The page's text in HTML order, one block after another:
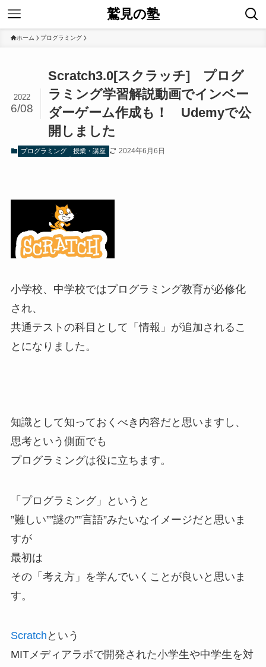
鷲見の塾
ホーム プログラミング
Scratch3.0[スクラッチ] プログ
ラミング学習解説動画でインベー
ダーゲーム作成も！ Udemyで公
開しました
2022
6/08
プログラミング 授業・講座 2024年6月6日
小学校、中学校ではプログラミング教育が必修化
され、
共通テストの科目として「情報」が追加されるこ
とになりました。
知識として知っておくべき内容だと思いますし、
思考という側面でも
プログラミングは役に立ちます。
「プログラミング」というと
”難しい””謎の””言語”みたいなイメージだと思いま
すが
最初は
その「考え方」を学んでいくことが良いと思いま
す。
Scratch という
MITメディアラボで開発された小学生や中学生を対